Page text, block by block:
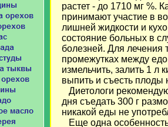
растет - до 1710 мг %.
принимают участие в
лишней жидкости и
состояние больных в
болезней. Для лечения
промежутках между
измельчить, залить 1 л
выпить и съесть плоды
Диетологи
дня съедать 300 г
никакой еды не
Еще одна